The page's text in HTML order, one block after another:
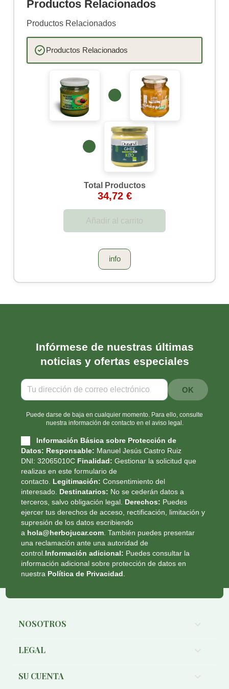
Productos Relacionados
Productos Relacionados
Productos Relacionados
Total Productos
34,72 €
Añadir al carrito
info
Infórmese de nuestras últimas
noticias y ofertas especiales
Puede darse de baja en cualquier momento. Para ello, consulte
nuestra información de contacto en el aviso legal.
Información Básica sobre Protección de
Datos: Responsable: Manuel Jesús Castro Ruiz
DNI: 32065010C Finalidad: Gestionar la solicitud que
realizas en este formulario de
contacto. Legitimación: Consentimiento del
interesado. Destinatarios: No se cederán datos a
terceros, salvo obligación legal. Derechos: Puedes
ejercer tus derechos de acceso, rectificación, limitación y
supresión de los datos escribiendo
a hola@herbojucar.com. También puedes presentar
una reclamación ante una autoridad de
control.Información adicional: Puedes consultar la
información adicional sobre protección de datos en
nuestra Política de Privacidad.
NOSOTROS
LEGAL
SU CUENTA